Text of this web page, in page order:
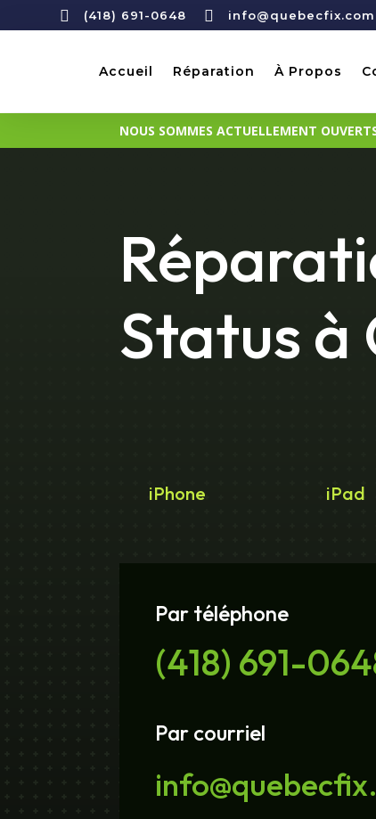
 (418) 691-0648  info@quebecfix.com
Accueil Réparation À Propos
NOUS SOMMES ACTUELLEMENT
Status à
iPhone iPad
Par téléphone
(418) 691-
Par courriel